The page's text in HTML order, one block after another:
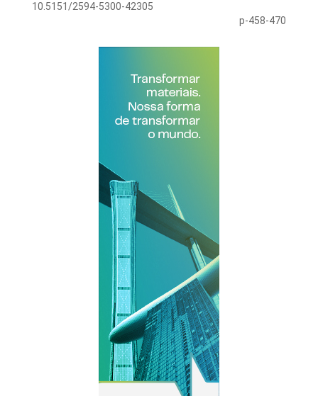
10.5151/2594-5300-42305
p-458-470